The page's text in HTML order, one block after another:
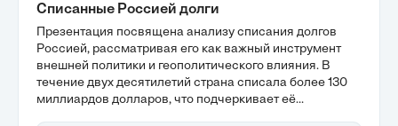
Списанные Россией долги
Презентация посвящена анализу списания долгов
Россией, рассматривая его как важный инструмент
внешней политики и геополитического влияния. В
течение двух десятилетий страна списала более 130
миллиардов долларов, что подчеркивает её